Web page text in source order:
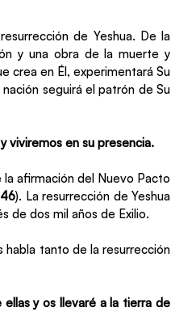
de Yeshua. De la
y una obra de la muerte y
crea en Él, experimentará Su
seguirá el patrón de Su
viviremos en su presencia.
afirmación del Nuevo Pacto
). La resurrección de Yeshua
de dos mil años de Exilio.
habla tanto de la resurrección
y os llevaré a la tierra de